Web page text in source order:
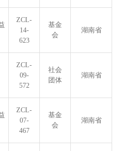
ZCL-
14-
623
基金
会
湖南省
ZCL-
09-
572
社会
团体
湖南省
ZCL-
07-
467
基金
会
湖南省